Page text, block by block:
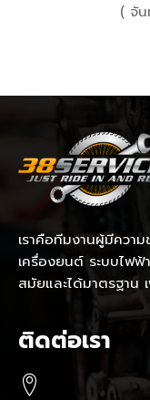
( จัน
เราคือทีมงานผู้มีควา
เครื่องยนต์ ระบบไฟฟ้
สมัยและได้มาตรฐา
ติดต่อเรา